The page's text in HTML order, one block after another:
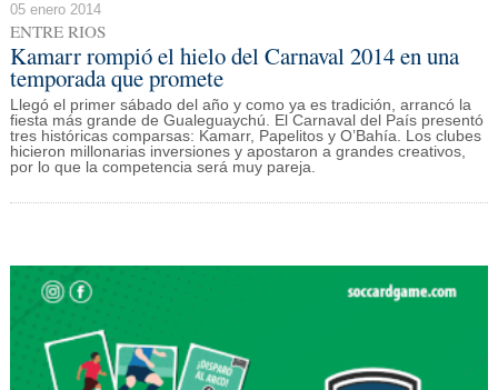
05 enero 2014
ENTRE RIOS
Kamarr rompió el hielo del Carnaval 2014 en una
temporada que promete
Llegó el primer sábado del año y como ya es tradición, arrancó la
fiesta más grande de Gualeguaychú. El Carnaval del País presentó
tres históricas comparsas: Kamarr, Papelitos y O’Bahía. Los clubes
hicieron millonarias inversiones y apostaron a grandes creativos,
por lo que la competencia será muy pareja.